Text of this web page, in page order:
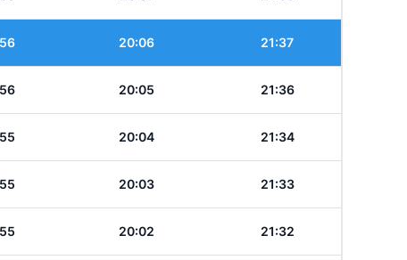
20:06 21:37
20:05 21:36
20:04 21:34
20:03 21:33
20:02 21:32